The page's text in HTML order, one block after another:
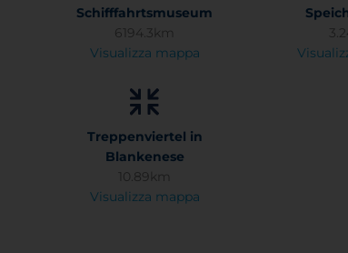
Schifffahrtsmuseum
6194.3km
Visualizza mappa
Treppenviertel in
Blankenese
10.89km
Visualizza mappa